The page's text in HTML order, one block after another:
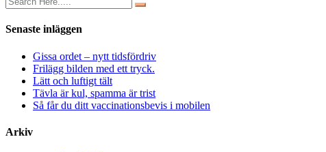
Senaste inläggen
Gissa ordet – nytt tidsfördriv
Frilägg bilden med ett tryck.
Lätt och luftigt tält
Tävla är kul, spamma är trist
Så får du ditt vaccinationsbevis i mobilen
Arkiv